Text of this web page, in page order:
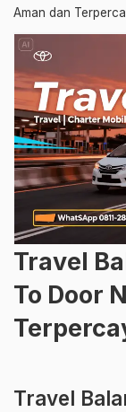
Aman dan
Travel
To Door
Travel